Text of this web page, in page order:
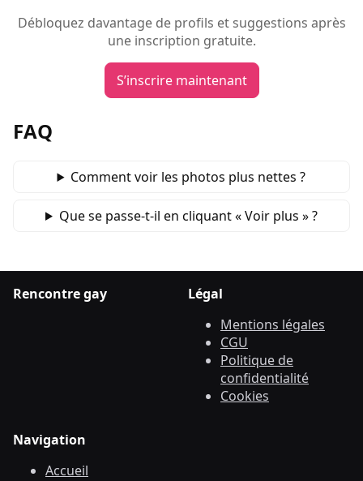
Débloquez davantage de profils et suggestions après
une inscription gratuite.
S’inscrire maintenant
FAQ
Comment voir les photos plus nettes ?
Que se passe‑t‑il en cliquant « Voir plus » ?
Rencontre gay
Légal
Mentions légales
CGU
Politique de
confidentialité
Cookies
Navigation
Accueil